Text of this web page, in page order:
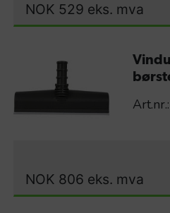
NOK 529 eks. mva
NOK 806 eks. mva